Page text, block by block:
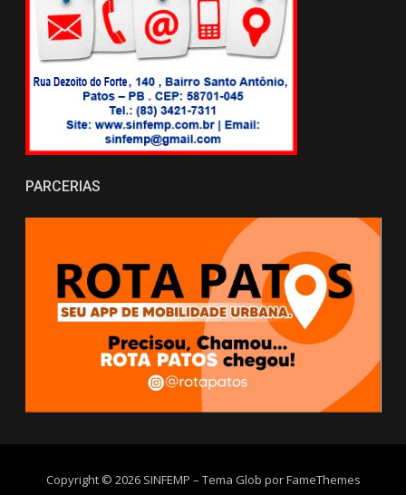
PARCERIAS
Copyright © 2026 SINFEMP – Tema Glob porFameThemes